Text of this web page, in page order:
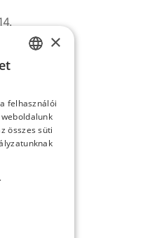
×
felhasználói
összes süti